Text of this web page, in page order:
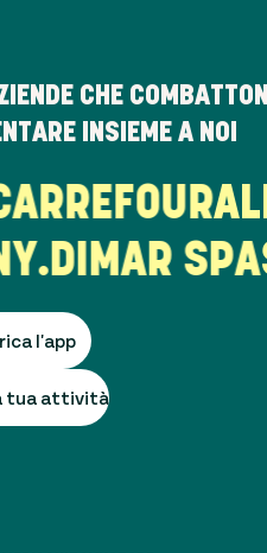
CHE
INSIEME A NOI
CARREFOUR
DIMAR SPA
l'app
tua attività